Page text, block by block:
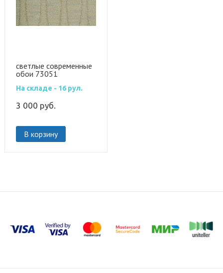
светлые современные
обои 73051
На складе - 16 рул.
3 000 руб.
В корзину